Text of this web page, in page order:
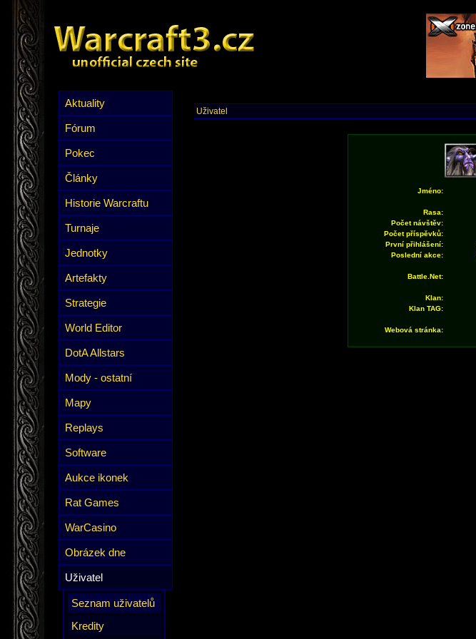
Aktuality
Fórum
Pokec
Články
Historie Warcraftu
Turnaje
Jednotky
Artefakty
Strategie
World Editor
DotA Allstars
Mody - ostatní
Mapy
Replays
Software
Aukce ikonek
Rat Games
WarCasino
Obrázek dne
Uživatel
Seznam uživatelů
Kredity
Uživatel
Jméno:
Rasa:
Počet návštěv:
Počet příspěvků:
První přihlášení:
Poslední akce:
Battle.Net:
Klan:
Klan TAG:
Webová stránka: